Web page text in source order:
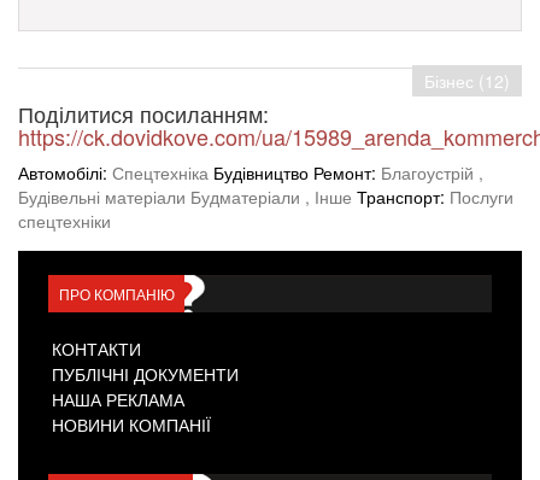
Бізнес (12)
Поділитися посиланням:
https://ck.dovidkove.com/ua/
Автомобілі: Спецтехніка Будівництво Ремонт: Благоустрій ,
Будівельні матеріали Будматеріали , Інше Транспорт: Послуги
спецтехніки
ПРО КОМПАНІЮ
КОНТАКТИ
ПУБЛІЧНІ ДОКУМЕНТИ
НАША РЕКЛАМА
НОВИНИ КОМПАНІЇ